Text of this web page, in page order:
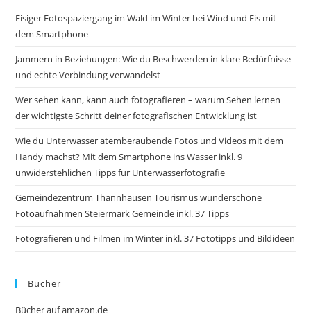
Eisiger Fotospaziergang im Wald im Winter bei Wind und Eis mit
dem Smartphone
Jammern in Beziehungen: Wie du Beschwerden in klare Bedürfnisse
und echte Verbindung verwandelst
Wer sehen kann, kann auch fotografieren – warum Sehen lernen
der wichtigste Schritt deiner fotografischen Entwicklung ist
Wie du Unterwasser atemberaubende Fotos und Videos mit dem
Handy machst? Mit dem Smartphone ins Wasser inkl. 9
unwiderstehlichen Tipps für Unterwasserfotografie
Gemeindezentrum Thannhausen Tourismus wunderschöne
Fotoaufnahmen Steiermark Gemeinde inkl. 37 Tipps
Fotografieren und Filmen im Winter inkl. 37 Fototipps und Bildideen
Bücher
Bücher auf amazon.de